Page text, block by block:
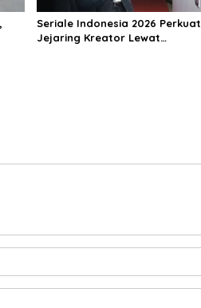
Seriale Indonesia 2026 Perkuat
Jejaring Kreator Lewat